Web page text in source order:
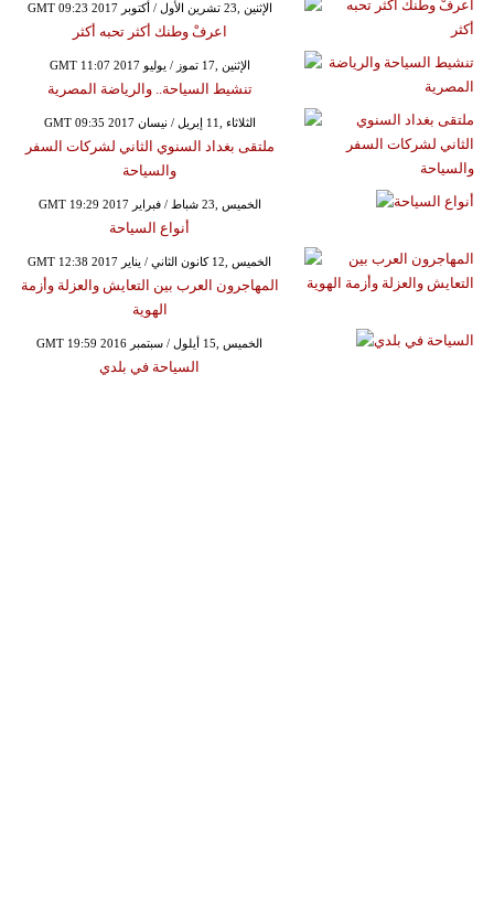
GMT 09:23 2017 الإثنين ,23 تشرين الأول / أكتوبر
اعرفْ وطنك أكثر تحبه أكثر
GMT 11:07 2017 الإثنين ,17 تموز / يوليو
تنشيط السياحة.. والرياضة المصرية
GMT 09:35 2017 الثلاثاء ,11 إبريل / نيسان
ملتقى بغداد السنوي الثاني لشركات السفر
والسياحة
GMT 19:29 2017 الخميس ,23 شباط / فبراير
أنواع السياحة
GMT 12:38 2017 الخميس ,12 كانون الثاني / يناير
المهاجرون العرب بين التعايش والعزلة وأزمة
الهوية
GMT 19:59 2016 الخميس ,15 أيلول / سبتمبر
السياحة في بلدي